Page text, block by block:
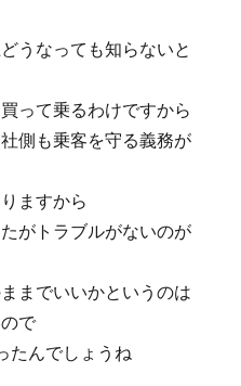
うなっても知らないと
って乗るわけですから
側も乗客を守る義務が
ますから
がトラブルがないのが
までいいかというのは
で
たんでしょうね